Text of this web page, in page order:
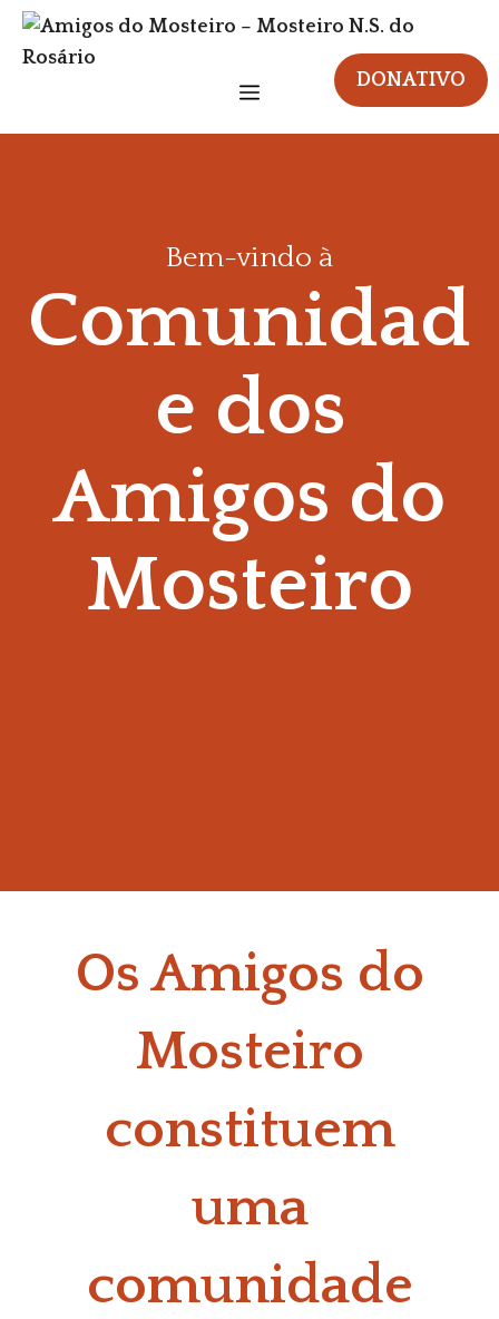
Saltar
para
Menu
Bem-vindo à
Comunidad
e dos
Amigos do
Mosteiro
Os Amigos do
Mosteiro
constituem
uma
comunidade
DONATIVO